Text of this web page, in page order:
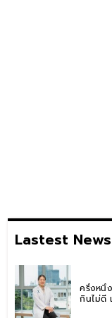
Lastest News
ครึ่งหนึ่
กินไม่ดี